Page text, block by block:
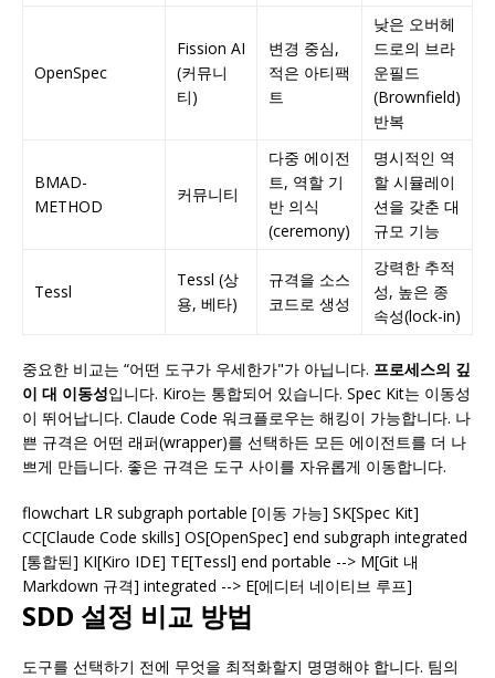
OpenSpec
Fission AI
(커뮤니
티)
변경 중심,
적은 아티팩
트
낮은 오버헤
드로의 브라
운필드
(Brownfield)
반복
BMAD-
METHOD
커뮤니티
다중 에이전
트, 역할 기
반 의식
(ceremony)
명시적인 역
할 시뮬레이
션을 갖춘 대
규모 기능
Tessl
Tessl (상
용, 베타)
규격을 소스
코드로 생성
강력한 추적
성, 높은 종
속성(lock-in)
중요한 비교는 “어떤 도구가 우세한가"가 아닙니다. 프로세스의 깊
이 대 이동성입니다. Kiro는 통합되어 있습니다. Spec Kit는 이동성
이 뛰어납니다. Claude Code 워크플로우는 해킹이 가능합니다. 나
쁜 규격은 어떤 래퍼(wrapper)를 선택하든 모든 에이전트를 더 나
쁘게 만듭니다. 좋은 규격은 도구 사이를 자유롭게 이동합니다.
flowchart LR subgraph portable [이동 가능] SK[Spec Kit]
CC[Claude Code skills] OS[OpenSpec] end subgraph integrated
[통합된] KI[Kiro IDE] TE[Tessl] end portable --> M[Git 내
Markdown 규격] integrated --> E[에디터 네이티브 루프]
SDD 설정 비교 방법
도구를 선택하기 전에 무엇을 최적화할지 명명해야 합니다. 팀의